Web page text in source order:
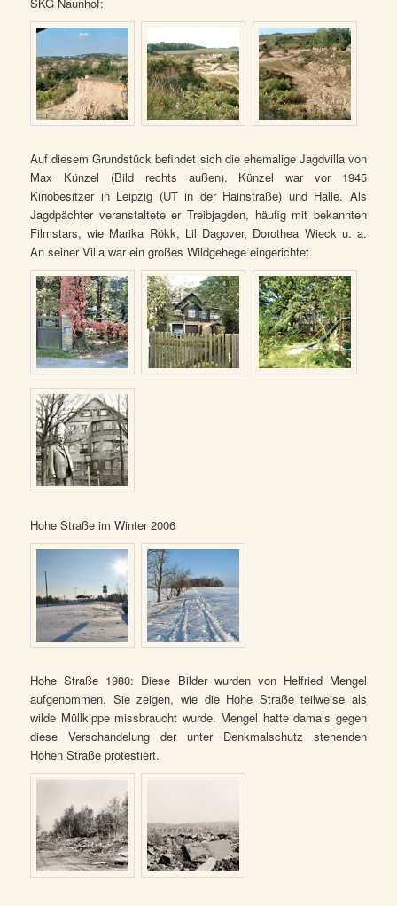
SKG Naunhof:
Auf diesem Grundstück befindet sich die ehemalige Jagdvilla von
Max Künzel (Bild rechts außen). Künzel war vor 1945
Kinobesitzer in Leipzig (UT in der Hainstraße) und Halle. Als
Jagdpächter veranstaltete er Treibjagden, häufig mit bekannten
Filmstars, wie Marika Rökk, Lil Dagover, Dorothea Wieck u. a.
An seiner Villa war ein großes Wildgehege eingerichtet.
Hohe Straße im Winter 2006
Hohe Straße 1980: Diese Bilder wurden von Helfried Mengel
aufgenommen. Sie zeigen, wie die Hohe Straße teilweise als
wilde Müllkippe missbraucht wurde. Mengel hatte damals gegen
diese Verschandelung der unter Denkmalschutz stehenden
Hohen Straße protestiert.